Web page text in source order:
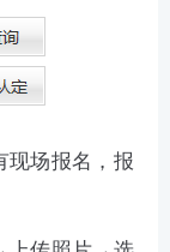
现场报名，报